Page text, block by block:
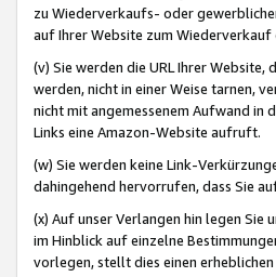
zu Wiederverkaufs- oder
auf Ihrer Website zum
(v) Sie werden die URL Ihrer
werden, nicht in einer Weise tarnen,
nicht mit angemessenem Aufwand in
Links eine Amazon-Website aufruft.
(w) Sie werden keine Link-
dahingehend hervorrufen, dass Sie
(x) Auf unser Verlangen hin legen
im Hinblick auf einzelne
vorlegen, stellt dies einen